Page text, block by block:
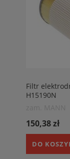
Filtr
H15190N
150,38 zł
DO